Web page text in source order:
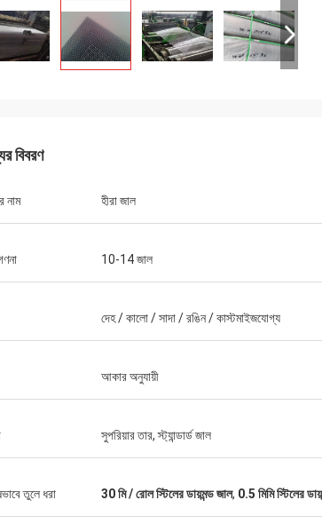
জর্জ
বিবরণ
নাম হীরা জাল
10-14 জাল
দেহ / কালো / সাদা / রঙিন / কাস্টমাইজযোগ্য
আকার অনুযায়ী
সুপরিয়ার তার, স্ট্যান্ডার্ড জাল
তুলে ধরা 30 মি / রোল স্টিলের ডায়মন্ড জাল, 0.5 মিমি স্টিলের